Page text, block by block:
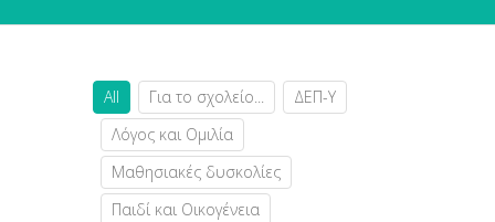
All Για το σχολείο...
ΔΕΠ-Υ
Λόγος και Ομιλία
Μαθησιακές δυσκολίες
Παιδί και Οικογένεια